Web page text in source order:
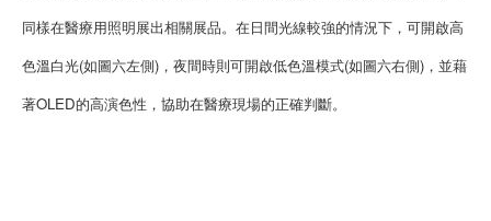
同樣在醫療用照明展出相關展品。在日間光線較強的情況下，可開啟高
色溫白光(如圖六左側)，夜間時則可開啟低色溫模式(如圖六右側)，並藉
著OLED的高演色性，協助在醫療現場的正確判斷。